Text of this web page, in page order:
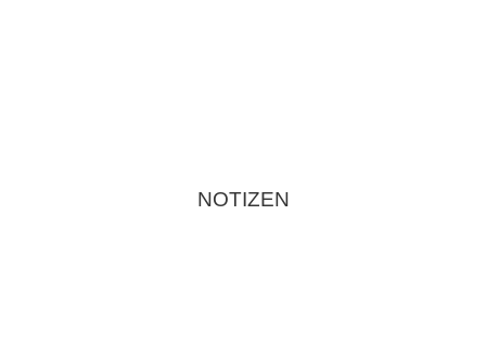
NOTIZEN